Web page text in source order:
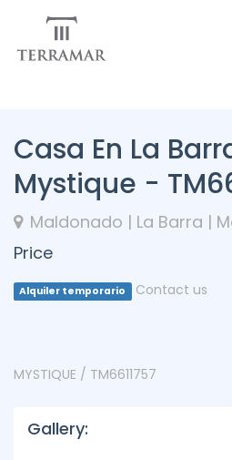
Casa En La
Mystique -
Maldonado | La Barra |
Price
Alquiler temporario Contact us
MYSTIQUE / TM6611757
Gallery: